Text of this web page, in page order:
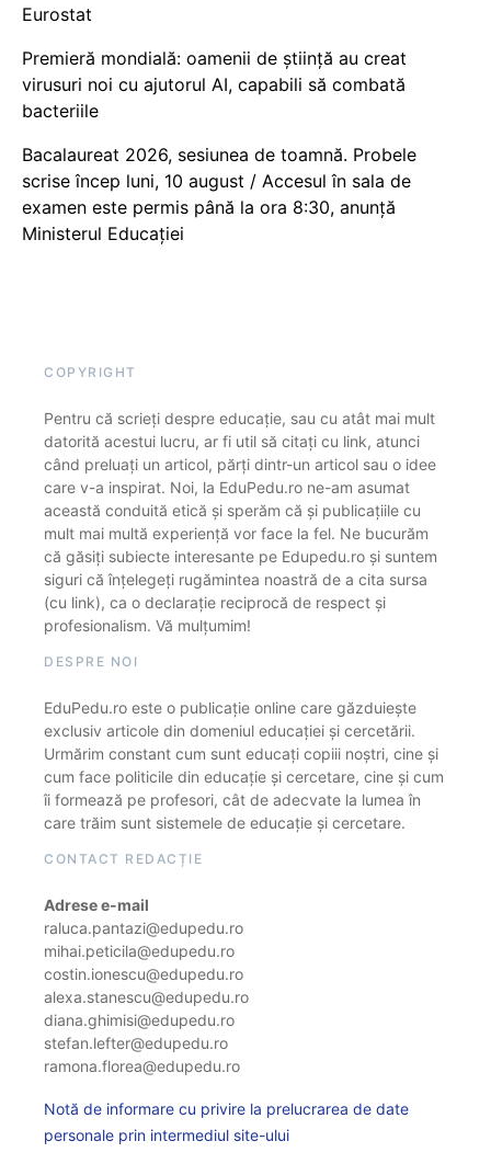
Eurostat
Premieră mondială: oamenii de știință au creat
virusuri noi cu ajutorul AI, capabili să combată
bacteriile
Bacalaureat 2026, sesiunea de toamnă. Probele
scrise încep luni, 10 august / Accesul în sala de
examen este permis până la ora 8:30, anunță
Ministerul Educației
COPYRIGHT
Pentru că scrieți despre educație, sau cu atât mai mult
datorită acestui lucru, ar fi util să citați cu link, atunci
când preluați un articol, părți dintr-un articol sau o idee
care v-a inspirat. Noi, la EduPedu.ro ne-am asumat
această conduită etică și sperăm că și publicațiile cu
mult mai multă experiență vor face la fel. Ne bucurăm
că găsiți subiecte interesante pe Edupedu.ro și suntem
siguri că înțelegeți rugămintea noastră de a cita sursa
(cu link), ca o declarație reciprocă de respect și
profesionalism. Vă mulțumim!
DESPRE NOI
EduPedu.ro este o publicație online care găzduiește
exclusiv articole din domeniul educației și cercetării.
Urmărim constant cum sunt educați copiii noștri, cine și
cum face politicile din educație și cercetare, cine și cum
îi formează pe profesori, cât de adecvate la lumea în
care trăim sunt sistemele de educație și cercetare.
CONTACT REDACȚIE
Adrese e-mail
raluca.pantazi@edupedu.ro
mihai.peticila@edupedu.ro
costin.ionescu@edupedu.ro
alexa.stanescu@edupedu.ro
diana.ghimisi@edupedu.ro
stefan.lefter@edupedu.ro
ramona.florea@edupedu.ro
Notă de informare cu privire la prelucrarea de date
personale prin intermediul site-ului